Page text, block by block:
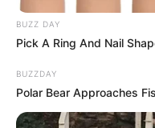
BUZZ DAY
Pick A Ring And Nail
BUZZDAY
Polar Bear Approaches